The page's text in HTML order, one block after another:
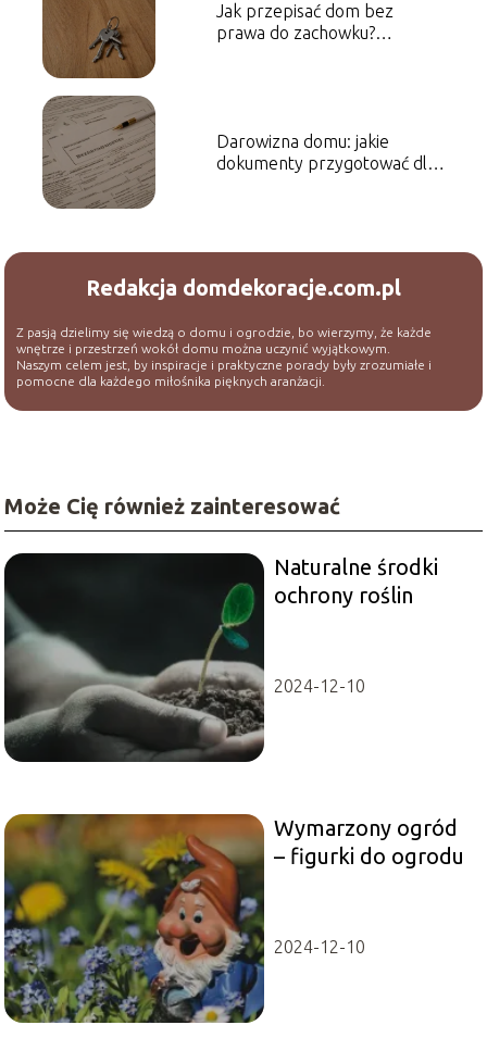
Jak przepisać dom bez
prawa do zachowku?
Darowizna domu: jakie
dokumenty przygotować dla
Redakcja domdekoracje.com.pl
Z pasją dzielimy się wiedzą o domu i ogrodzie, bo wierzymy, że każde
wnętrze i przestrzeń wokół domu można uczynić wyjątkowym.
Naszym celem jest, by inspiracje i praktyczne porady były zrozumiałe i
pomocne dla każdego miłośnika pięknych aranżacji.
Może Cię również zainteresować
Naturalne środki
ochrony roślin
2024-12-10
Wymarzony ogród
– figurki do ogrodu
2024-12-10